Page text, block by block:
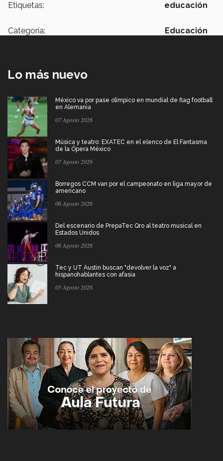
Etiquetas: educación
Categoría: Educación
Lo más nuevo
México va por pase olímpico en mundial de flag football
en Alemania
07 Agosto 2026
Música y teatro: EXATEC en el elenco de El Fantasma
de la Ópera México
07 Agosto 2026
Borregos CCM van por el campeonato en liga mayor de
americano
06 Agosto 2026
Del escenario de PrepaTec Qro al teatro musical en
Estados Unidos
06 Agosto 2026
Tec y UT Austin buscan "devolver la voz" a
hispanohablantes con afasia
05 Agosto 2026